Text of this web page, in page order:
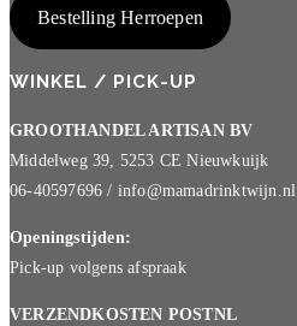
Bestelling Herroepen
WINKEL / PICK-UP
GROOTHANDEL ARTISAN BV
Middelweg 39, 5253 CE Nieuwkuijk
06-40597696 / info@mamadrinktwijn.nl
Openingstijden:
Pick-up volgens afspraak
VERZENDKOSTEN POSTNL